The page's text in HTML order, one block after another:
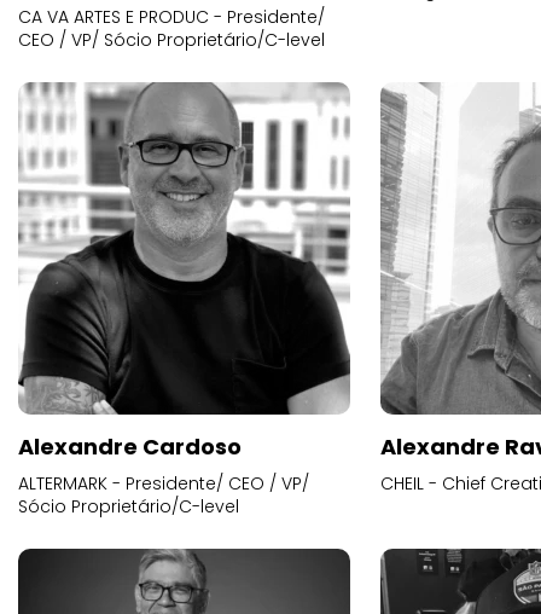
CA VA ARTES E PRODUC - Presidente/
CEO / VP/ Sócio Proprietário/C-level
Alexandre Cardoso
ALTERMARK - Presidente/ CEO / VP/
Sócio Proprietário/C-level
Alexandre
CHEIL - Chief